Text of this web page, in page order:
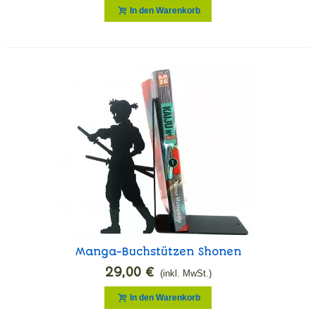
In den Warenkorb
Manga-Buchstützen Shonen
29,00 € (inkl. MwSt.)
In den Warenkorb